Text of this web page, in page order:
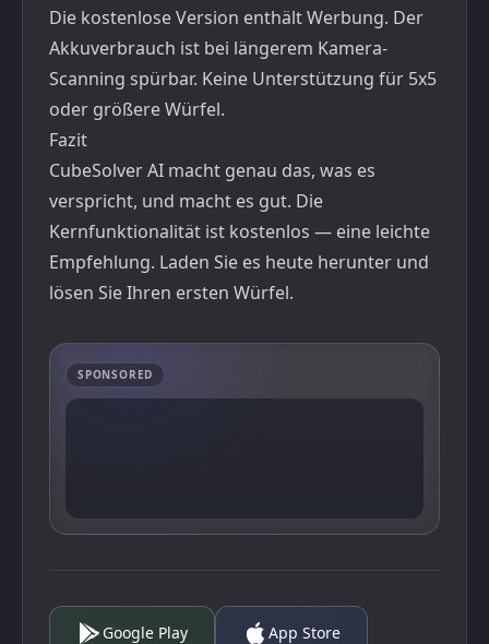
Die kostenlose Version enthält Werbung. Der
Akkuverbrauch ist bei längerem Kamera-
Scanning spürbar. Keine Unterstützung für 5x5
oder größere Würfel.
Fazit
CubeSolver AI macht genau das, was es
verspricht, und macht es gut. Die
Kernfunktionalität ist kostenlos — eine leichte
Empfehlung. Laden Sie es heute herunter und
lösen Sie Ihren ersten Würfel.
SPONSORED
Google Play App Store